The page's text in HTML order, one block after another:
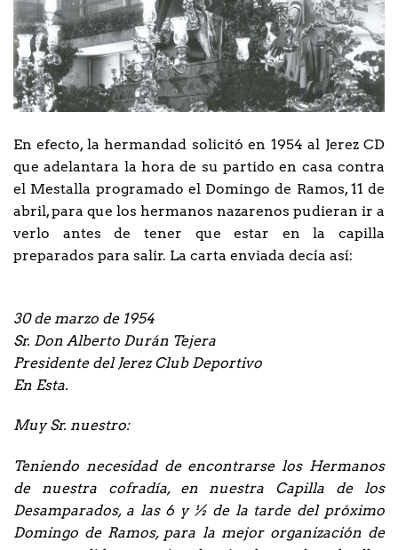
En efecto, la hermandad solicitó en 1954 al Jerez CD
que adelantara la hora de su partido en casa contra
el Mestalla programado el Domingo de Ramos, 11 de
abril, para que los hermanos nazarenos pudieran ir a
verlo antes de tener que estar en la capilla
preparados para salir. La carta enviada decía así:
30 de marzo de 1954
Sr. Don Alberto Durán Tejera
Presidente del Jerez Club Deportivo
En Esta.
Muy Sr. nuestro:
Teniendo necesidad de encontrarse los Hermanos
de nuestra cofradía, en nuestra Capilla de los
Desamparados, a las 6 y ½ de la tarde del próximo
Domingo de Ramos, para la mejor organización de